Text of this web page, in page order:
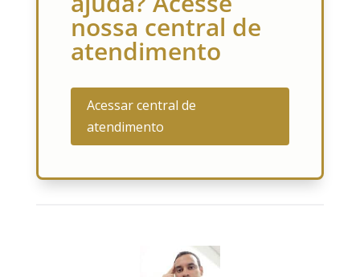
nossa central de
atendimento
Acessar central de
atendimento